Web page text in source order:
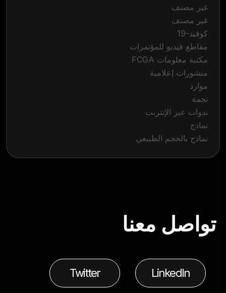
غير مصنف
غير مصنف
كوفيد-19
مقاطع فيديو للمؤتمرات
مكتبة معلومات FCGA
منشورات إعلامية
موارد
نجمة
ندوات عبر الإنترنت
نماذج
نماذج بالحجم الطبيعي
تواصل معنا
LinkedIn
Twitter